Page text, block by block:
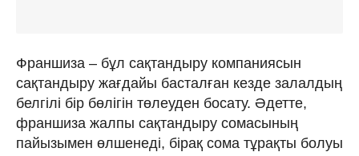
Франшиза – бұл сақтандыру компаниясын
сақтандыру жағдайы басталған кезде залалдың
белгілі бір бөлігін төлеуден босату. Әдетте,
франшиза жалпы сақтандыру сомасының
пайызымен өлшенеді, бірақ сома тұрақты болуы